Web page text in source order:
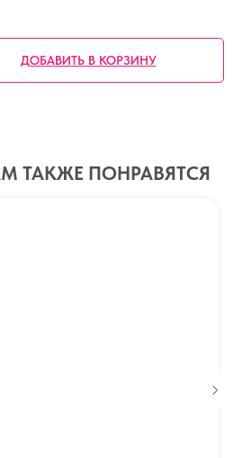
ДОБАВИТЬ В КОРЗИНУ
ТАКЖЕ ПОНРАВЯТСЯ